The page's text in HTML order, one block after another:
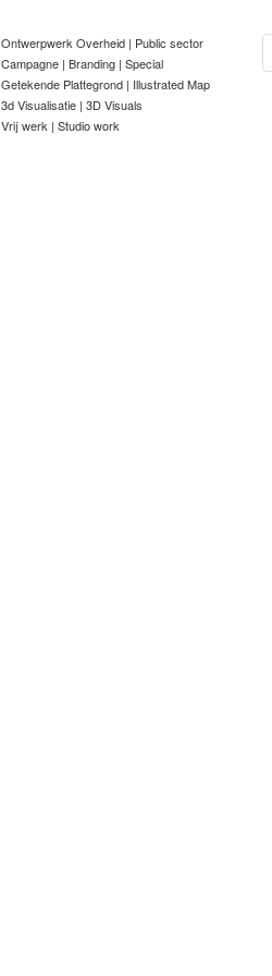
Ontwerpwerk Overheid | Public sector
Campagne | Branding | Special
Getekende Plattegrond | Illustrated Map
3d Visualisatie | 3D Visuals
Vrij werk | Studio work